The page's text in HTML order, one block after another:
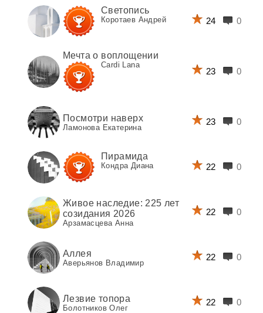
Светопись
Коротаев Андрей 24 0
Мечта о воплощении
Cardi Lana
23 0
Посмотри наверх
Ламонова Екатерина
23 0
Пирамида
Кондра Диана 22 0
Живое наследие: 225 лет
созидания 2026
Арзамасцева Анна
22 0
Аллея
Аверьянов Владимир
22 0
Лезвие топора
Болотников Олег
22 0